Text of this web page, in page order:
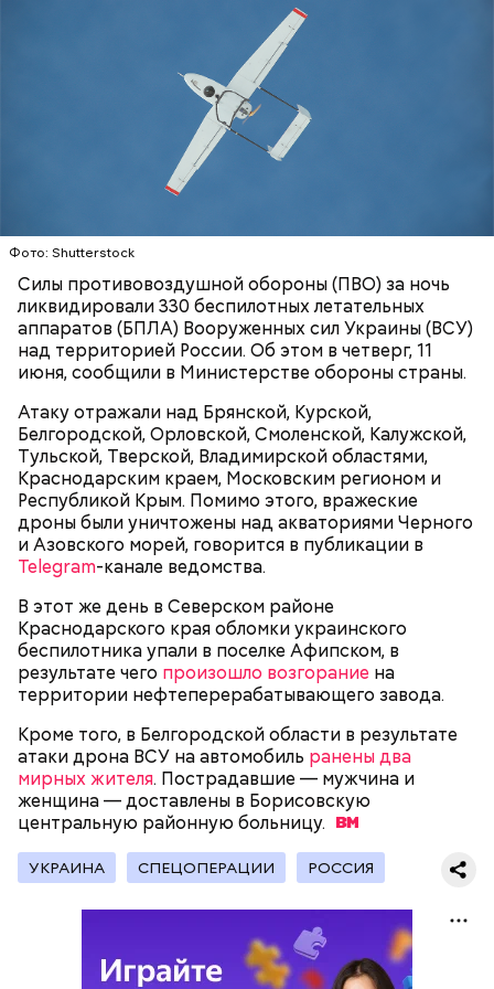
Фото: Shutterstock
Силы противовоздушной обороны (ПВО) за ночь
ликвидировали 330 беспилотных летательных
аппаратов (БПЛА) Вооруженных сил Украины (ВСУ)
над территорией России. Об этом в четверг, 11
июня, сообщили в Министерстве обороны страны.
Атаку отражали над Брянской, Курской,
Белгородской, Орловской, Смоленской, Калужской,
Тульской, Тверской, Владимирской областями,
Краснодарским краем, Московским регионом и
Республикой Крым. Помимо этого, вражеские
дроны были уничтожены над акваториями Черного
и Азовского морей, говорится в публикации в
Telegram-канале ведомства.
В этот же день в Северском районе
Краснодарского края обломки украинского
беспилотника упали в поселке Афипском, в
результате чего произошло возгорание на
территории нефтеперерабатывающего завода.
Кроме того, в Белгородской области в результате
атаки дрона ВСУ на автомобиль ранены два
мирных жителя. Пострадавшие — мужчина и
женщина — доставлены в Борисовскую
центральную районную больницу.
УКРАИНА СПЕЦОПЕРАЦИИ РОССИЯ
— Гасанов, являясь индивидуальным
предпринимательскую деятельность в области
продажи и размещения рекламы в социальных
сетях. С целью сокрытия своих доходов часть
денежных средств от спонсоров розыгрышей,
покупателей различных мотивационных курсов и
прогнозов ставок на спорт Гасанов получал на
свои личные лицевые счета как физического лица, а
счета, — пояснили вмосковской прокуратуре
Родственники обналичивали деньги и возвращали
их Гасанову. А чтобы пользоваться деньгами и не
вызвать подозрений у налоговой, Гасанов либо
распределял их между еще несколькими счетами,
либопокупал на них квартиры .
Блогеру грозило до семи лет лишения свободы.
Первой жертвой Миссюры была его девушка.
Именно на ней молодой человек впервые испытал
химикаты, купленные в интернет-магазине. 13
Следующим подопытным стал друг детства
Миссюры Константин. 3 февраля того же года,
когда молодые люди ехали вместе в машине,
подозреваемый угостил приятеля морсом с
этиленгликолем. Через два дня Константин умер в
больнице.
— Мы съездили за витаминами, вернулись обратно,
поднялись домой. У него ухудшилось самочувствие
через сутки... Его увезли в больницу,
реанимировали, и там он скончался, — рассказывал
Миссюра на допросе.